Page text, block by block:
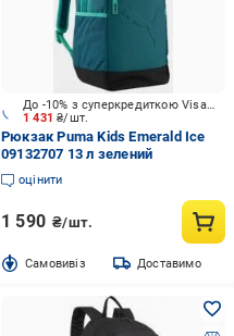
1 431₴/шт.
До -10% з суперкредиткою Visa Вигода
Рюкзак Puma Kids Emerald Ice
09132707 13 л зелений
оцінити
1 590 ₴/шт.
Cамовивіз Доставимо